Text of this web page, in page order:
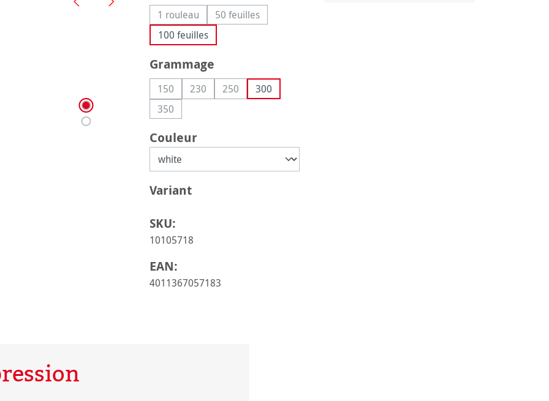
1 rouleau(Cette option n'est pas disponible pour le moment.)
50 feuilles(Cette option n'est pas disponible pour le moment.)
100 feuilles
Sélectionnez
Grammage
150(Cette option n'est pas disponible pour le moment.)
230(Cette option n'est pas disponible pour le moment.)
250(Cette option n'est pas disponible pour le moment.)
300
350(Cette option n'est pas disponible pour le moment.)
Sélectionnez
Couleur
Sélectionnez
Variant
SKU:
10105718
EAN:
4011367057183